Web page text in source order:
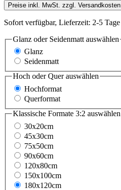
Preise inkl. MwSt. zzgl. Versandkosten
Sofort verfügbar, Lieferzeit: 2-5 Tage
Glanz oder Seidenmatt auswählen
Glanz
Seidenmatt
Hoch oder Querauswählen
Hochformat
Querformat
Klassische Formate 3:2 auswählen
30x20cm
45x30cm
75x50cm
90x60cm
120x80cm
150x100cm
180x120cm